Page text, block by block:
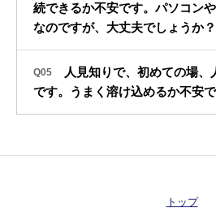
続できるか不安です。パソコン
なのですが、大丈夫でしょうか？
Q05
人見知りで、初めての場
です。うまく溶け込めるか不安で
トップ